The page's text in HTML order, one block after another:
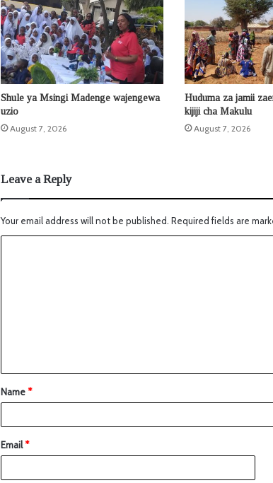
Shule ya Msingi Madenge wajengewa
uzio
August 7, 2026
Huduma za jamii
kijiji cha Makulu
August 7, 2026
Leave a Reply
Your email address will not be published. Required fields are
Name*
Email*